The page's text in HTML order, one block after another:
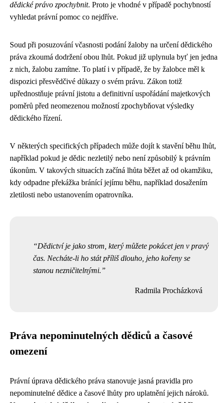
dědické právo zpochybnit. Proto je vhodné v případě pochybností
vyhledat právní pomoc co nejdříve.
Soud při posuzování včasnosti podání žaloby na určení dědického
práva zkoumá dodržení obou lhůt. Pokud již uplynula byť jen jedna
z nich, žalobu zamítne. To platí i v případě, že by žalobce měl k
dispozici přesvědčivé důkazy o svém právu. Zákon totiž
upřednostňuje právní jistotu a definitivní uspořádání majetkových
poměrů před neomezenou možností zpochybňovat výsledky
dědického řízení.
V některých specifických případech může dojít k stavění běhu lhůt,
například pokud je dědic nezletilý nebo není způsobilý k právním
úkonům. V takových situacích začíná lhůta běžet až od okamžiku,
kdy odpadne překážka bránící jejímu běhu, například dosažením
zletilosti nebo ustanovením opatrovníka.
Dědictví je jako strom, který můžete pokácet jen v pravý
čas. Necháte-li ho stát příliš dlouho, jeho kořeny se
stanou nezničitelnými.
Radmila Procházková
Práva nepominutelných dědiců a časové
omezení
Právní úprava dědického práva stanovuje jasná pravidla pro
nepominutelné dědice a časové lhůty pro uplatnění jejich nároků.